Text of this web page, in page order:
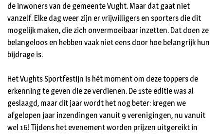
de inwoners van de gemeente Vught. Maar dat gaat niet
vanzelf. Elke dag weer zijn er vrijwilligers en sporters die dit
mogelijk maken, die zich onvermoeibaar inzetten. Dat doen ze
belangeloos en hebben vaak niet eens door hoe belangrijk hun
bijdrage is.
Het Vughts Sportfestijn is hét moment om deze toppers de
erkenning te geven die ze verdienen. De 1ste editie was al
geslaagd, maar dit jaar wordt het nog beter: kregen we
afgelopen jaar inzendingen vanuit 9 verenigingen, nu vanuit
wel 16! Tijdens het evenement worden prijzen uitgereikt in